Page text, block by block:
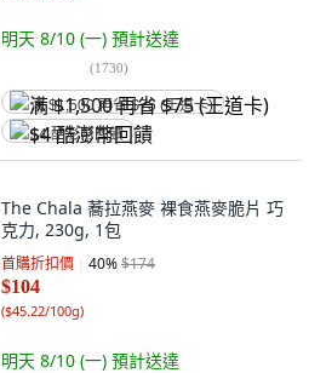
明天 8/10 (一) 預計送達
(1730)
满 $1,500 再省 $75 (王道卡)
$4 酷澎幣回饋
The Chala 蕎拉燕麥 裸食燕麥脆片 巧
克力, 230g, 1包
首購折扣價 40%$174
$104
($45.22/100g)
明天 8/10 (一) 預計送達